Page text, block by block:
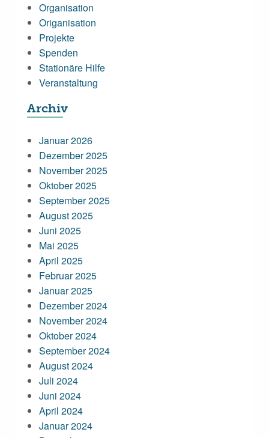
Organisation
Origanisation
Projekte
Spenden
Stationäre Hilfe
Veranstaltung
Archiv
Januar 2026
Dezember 2025
November 2025
Oktober 2025
September 2025
August 2025
Juni 2025
Mai 2025
April 2025
Februar 2025
Januar 2025
Dezember 2024
November 2024
Oktober 2024
September 2024
August 2024
Juli 2024
Juni 2024
April 2024
Januar 2024